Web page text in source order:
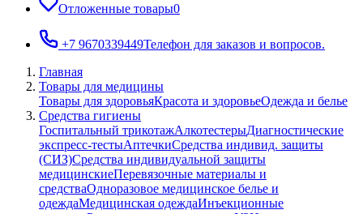
Отложенные товары0
+7 9670339449Телефон для заказов и вопросов.
Главная
Товары для медицины
Товары для здоровьяКрасота и здоровьеОдежда и белье
Средства гигиены
Госпитальный трикотажАлкотестерыДиагностические
экспресс-тестыАптечкиСредства индивид. защиты
(СИЗ)Средства индивидуальной защиты
медицинскиеПеревязочные материалы и
средстваОдноразовое медицинское белье и
одеждаМедицинская одеждаИнъекционные